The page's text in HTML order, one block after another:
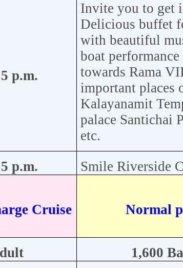
p.m.
Invite you to get
Delicious buffet
with beautiful
boat
towards Rama
important places
Kalayanamit
palace Santichai
etc.
p.m.
Smile Riverside
Cruise Normal
1,600